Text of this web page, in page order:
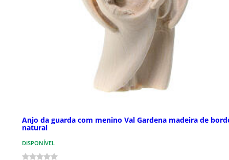
Anjo da guarda com menino Val Gardena madeira de
natural
DISPONÍVEL